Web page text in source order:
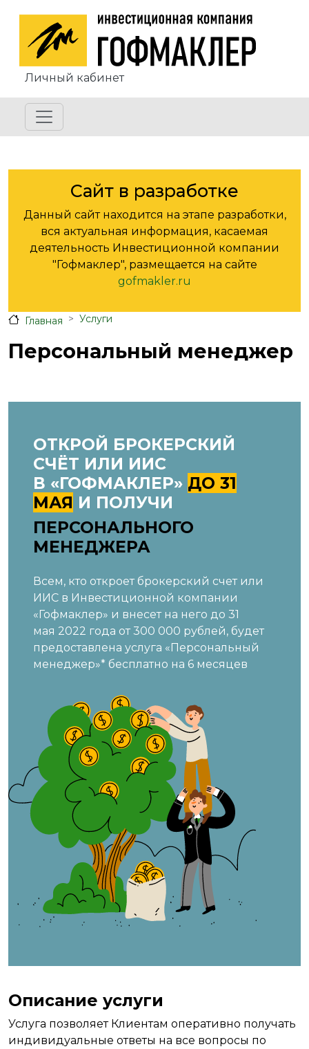
Личный кабинет
Сайт в разработке
Данный сайт находится на этапе разработки,
вся актуальная информация, касаемая
деятельность Инвестиционной компании
"Гофмаклер", размещается на сайте
gofmakler.ru
Главная Услуги
Персональный менеджер
ОТКРОЙ БРОКЕРСКИЙ
СЧЁТ ИЛИ ИИС
В «ГОФМАКЛЕР» ДО 31
МАЯ И ПОЛУЧИ
ПЕРСОНАЛЬНОГО
МЕНЕДЖЕРА
Всем, кто откроет брокерский счет или
ИИС в Инвестиционной компании
«Гофмаклер» и внесет на него до 31
мая 2022 года от 300 000 рублей, будет
предоставлена услуга «Персональный
менеджер»* бесплатно на 6 месяцев
Описание услуги
Услуга позволяет Клиентам оперативно получать
индивидуальные ответы на все вопросы по